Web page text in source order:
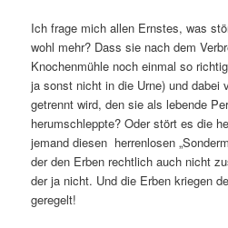
Ich frage mich allen Ernstes, was
wohl mehr? Dass sie nach dem
Knochenmühle noch einmal so
ja sonst nicht in die Urne) und dabei
getrennt wird, den sie als lebende
herumschleppte? Oder stört es die
jemand diesen herrenlosen
der den Erben rechtlich auch nicht
der ja nicht. Und die Erben kriegen
geregelt!